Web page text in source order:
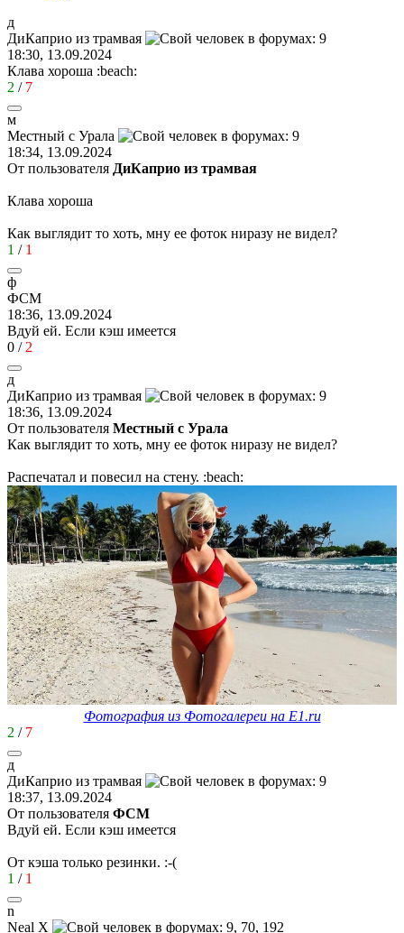
д
ДиКаприо из трамвая
18:30, 13.09.2024
Клава хороша :beach:
2 / 7
м
Местный с Урала
18:34, 13.09.2024
От пользователя ДиКаприо из трамвая
Клава хороша
Как выглядит то хоть, мну ее фоток ниразу не видел?
1 / 1
ф
ФСМ
18:36, 13.09.2024
Вдуй ей. Если кэш имеется
0 / 2
д
ДиКаприо из трамвая
18:36, 13.09.2024
От пользователя Местный с Урала
Как выглядит то хоть, мну ее фоток ниразу не видел?
Распечатал и повесил на стену. :beach:
Фотография из Фотогалереи на E1.ru
2 / 7
д
ДиКаприо из трамвая
18:37, 13.09.2024
От пользователя ФСМ
Вдуй ей. Если кэш имеется
От кэша только резинки. :-(
1 / 1
n
Neal X